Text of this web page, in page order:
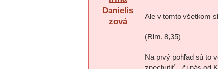
Danielis
zová
Ale v tomto všetkom
(Rim, 8,35)
Na prvý pohľad sú to
znechutiť....či nás od